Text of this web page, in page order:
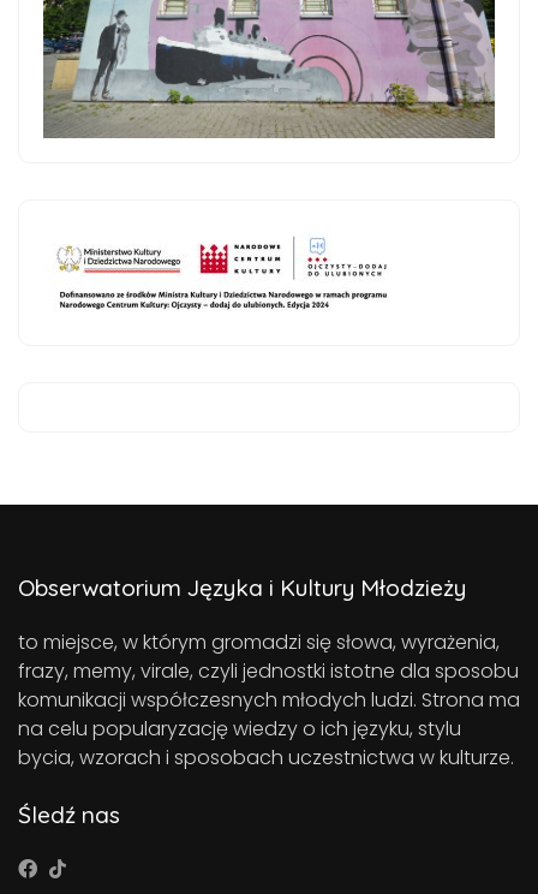
Obserwatorium Języka i Kultury Młodzieży
to miejsce, w którym gromadzi się słowa, wyrażenia,
frazy, memy, virale, czyli jednostki istotne dla sposobu
komunikacji współczesnych młodych ludzi. Strona ma
na celu popularyzację wiedzy o ich języku, stylu
bycia, wzorach i sposobach uczestnictwa w kulturze.
Śledź nas